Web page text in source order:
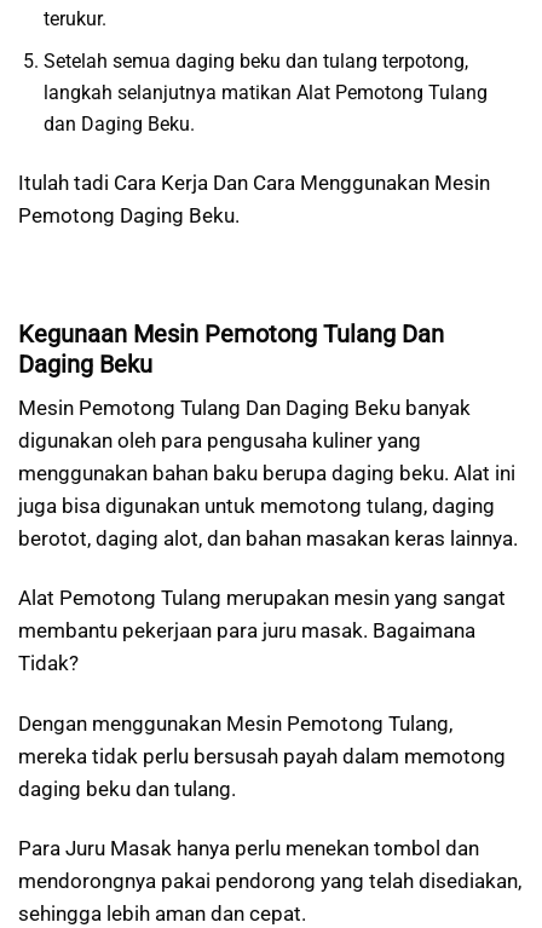
terukur.
Setelah semua daging beku dan tulang terpotong,
langkah selanjutnya matikan Alat Pemotong Tulang
dan Daging Beku.
Itulah tadi Cara Kerja Dan Cara Menggunakan Mesin
Pemotong Daging Beku.
Kegunaan Mesin Pemotong Tulang Dan
Daging Beku
Mesin Pemotong Tulang Dan Daging Beku banyak
digunakan oleh para pengusaha kuliner yang
menggunakan bahan baku berupa daging beku. Alat ini
juga bisa digunakan untuk memotong tulang, daging
berotot, daging alot, dan bahan masakan keras lainnya.
Alat Pemotong Tulang merupakan mesin yang sangat
membantu pekerjaan para juru masak. Bagaimana
Tidak?
Dengan menggunakan Mesin Pemotong Tulang,
mereka tidak perlu bersusah payah dalam memotong
daging beku dan tulang.
Para Juru Masak hanya perlu menekan tombol dan
mendorongnya pakai pendorong yang telah disediakan,
sehingga lebih aman dan cepat.